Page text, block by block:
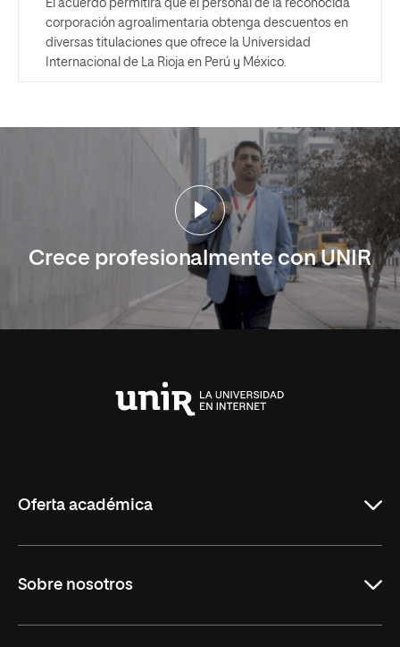
El acuerdo permitirá que el personal de la reconocida
corporación agroalimentaria obtenga descuentos en
diversas titulaciones que ofrece la Universidad
Internacional de La Rioja en Perú y México.
Crece profesionalmente con UNIR
Oferta académica
Maestrías
Sobre nosotros